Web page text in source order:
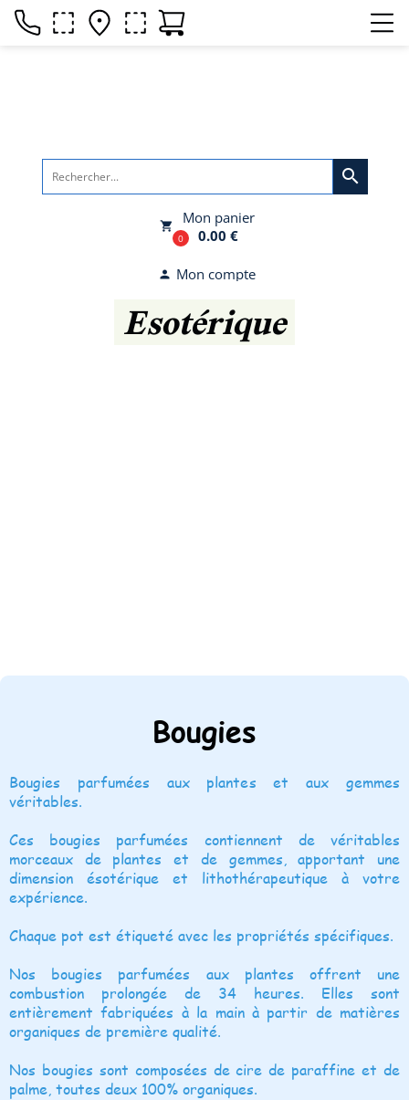
search
local_grocery_store
0
Mon panier
0.00 €
person Mon compte
Esotérique
Bougies
Bougies parfumées aux plantes et aux gemmes
véritables.
Ces bougies parfumées contiennent de véritables
morceaux de plantes et de gemmes, apportant une
dimension ésotérique et lithothérapeutique à votre
expérience.
Chaque pot est étiqueté avec les propriétés spécifiques.
Nos bougies parfumées aux plantes offrent une
combustion prolongée de 34 heures. Elles sont
entièrement fabriquées à la main à partir de matières
organiques de première qualité.
Nos bougies sont composées de cire de paraffine et de
palme, toutes deux 100% organiques.